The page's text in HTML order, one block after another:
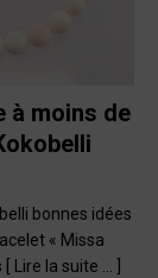
à moins de
bonnes idées
« Missa
[ Lire la suite … ]